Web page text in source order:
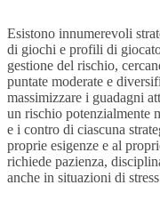
Esistono innumerevoli
di giochi e profili di
gestione del rischio,
puntate moderate e
massimizzare i guadagni
un rischio potenzialmente
e i contro di ciascuna
proprie esigenze e al
richiede pazienza,
anche in situazioni di